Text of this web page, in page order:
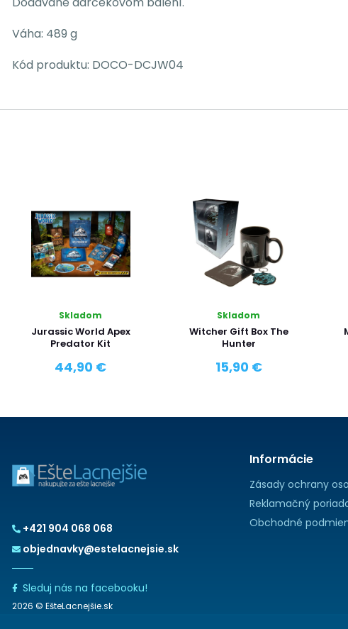
Váha: 489 g
Kód produktu: DOCO-DCJW04
Skladom
Jurassic World Apex
Predator Kit
44,90 €
Skladom
Witcher Gift Box The
Hunter
15,90 €
+421 904 068 068
objednavky@estelacnejsie.sk
Sleduj nás na facebooku!
2026 © EšteLacnejšie.sk
Informácie
Zásady ochrany
Reklamačný
Obchodné